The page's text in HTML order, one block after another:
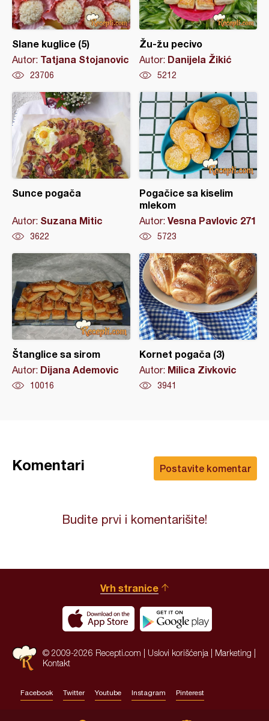
Slane kuglice (5)
Autor: Tatjana Stojanovic
23706
Žu-žu pecivo
Autor: Danijela Žikić
5212
Sunce pogača
Autor: Suzana Mitic
3622
Pogačice sa kiselim
mlekom
Autor: Vesna Pavlovic 271
5723
Štanglice sa sirom
Autor: Dijana Ademovic
10016
Kornet pogača (3)
Autor: Milica Zivkovic
3941
Postavite komentar
Komentari
Budite prvi i komentarišite!
Vrh stranice
© 2009-2026 Recepti.com | Uslovi korišćenja Marketing
Kontakt
Facebook Twitter Youtube Instagram Pinterest